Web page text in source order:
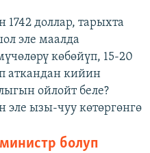
доллар, тарыхта
эле маалда
көбөйүп, 15-20
аткандан кийин
ойлойт беле?
ызы-чуу көтөргөнгө
болуп